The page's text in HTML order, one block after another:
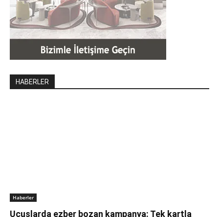
HABERLER
Haberler
Uçuşlarda ezber bozan kampanya: Tek kartla